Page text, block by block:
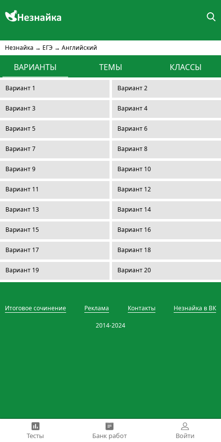
Незнайка → ЕГЭ → Английский
ВАРИАНТЫ ТЕМЫ КЛАССЫ
Вариант 1 Вариант 2
Вариант 3 Вариант 4
Вариант 5 Вариант 6
Вариант 7 Вариант 8
Вариант 9 Вариант 10
Вариант 11 Вариант 12
Вариант 13 Вариант 14
Вариант 15 Вариант 16
Вариант 17 Вариант 18
Вариант 19 Вариант 20
Тесты Банк работ Войти
Итоговое сочинение Реклама Контакты Незнайка в ВК
2014-2024